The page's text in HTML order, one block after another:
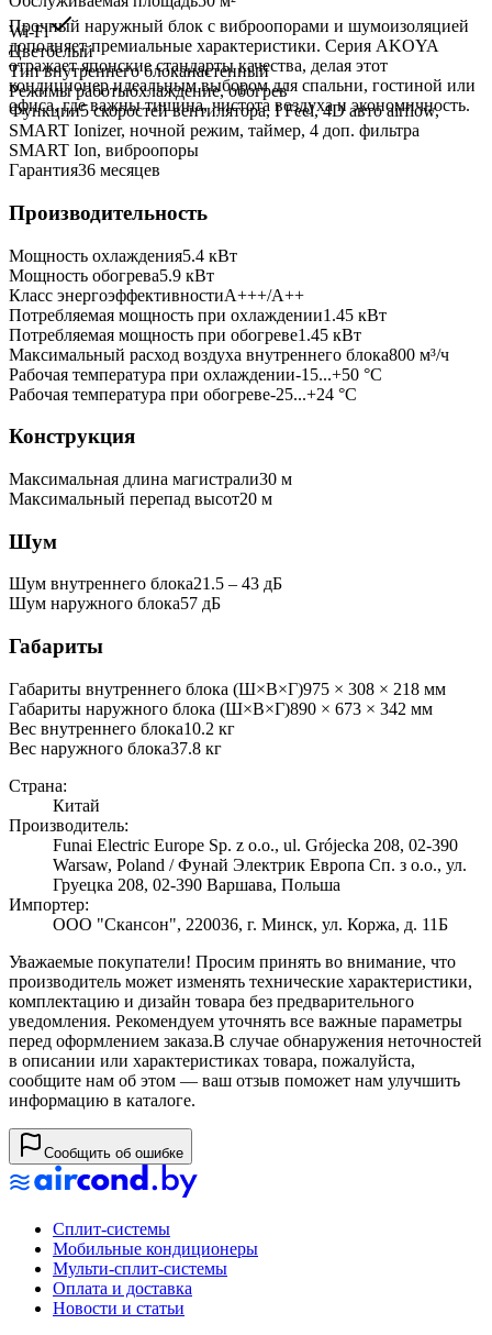
Прочный наружный блок с виброопорами и шумоизоляцией
дополняет премиальные характеристики. Серия AKOYA
отражает японские стандарты качества, делая этот
кондиционер идеальным выбором для спальни, гостиной или
офиса, где важны тишина, чистота воздуха и экономичность.
Wi-Fi
Цветбелый
Тип внутреннего блоканастенный
Режимы работыохлаждение, обогрев
Функции5 скоростей вентилятора, I Feel, 4D авто airflow,
SMART Ionizer, ночной режим, таймер, 4 доп. фильтра
SMART Ion, виброопоры
Гарантия36 месяцев
Производительность
Мощность охлаждения5.4 кВт
Мощность обогрева5.9 кВт
Класс энергоэффективностиA+++/A++
Потребляемая мощность при охлаждении1.45 кВт
Потребляемая мощность при обогреве1.45 кВт
Максимальный расход воздуха внутреннего блока800 м³/ч
Рабочая температура при охлаждении-15...+50 °C
Рабочая температура при обогреве-25...+24 °C
Конструкция
Максимальная длина магистрали30 м
Максимальный перепад высот20 м
Шум
Шум внутреннего блока21.5 ‒ 43 дБ
Шум наружного блока57 дБ
Габариты
Габариты внутреннего блока (Ш×В×Г)975 × 308 × 218 мм
Габариты наружного блока (Ш×В×Г)890 × 673 × 342 мм
Вес внутреннего блока10.2 кг
Вес наружного блока37.8 кг
Страна:
Китай
Производитель:
Funai Electric Europe Sp. z o.o., ul. Grójecka 208, 02-390
Warsaw, Poland / Фунай Электрик Европа Сп. з о.о., ул.
Груецка 208, 02-390 Варшава, Польша
Импортер:
ООО "Скансон", 220036, г. Минск, ул. Коржа, д. 11Б
Уважаемые покупатели! Просим принять во внимание, что
производитель может изменять технические характеристики,
комплектацию и дизайн товара без предварительного
уведомления. Рекомендуем уточнять все важные параметры
перед оформлением заказа.В случае обнаружения неточностей
в описании или характеристиках товара, пожалуйста,
сообщите нам об этом — ваш отзыв поможет нам улучшить
информацию в каталоге.
Сообщить об ошибке
Сплит-системы
Мобильные кондиционеры
Мульти-сплит-системы
Оплата и доставка
Новости и статьи